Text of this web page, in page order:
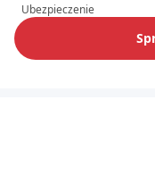
Ubezpieczenie